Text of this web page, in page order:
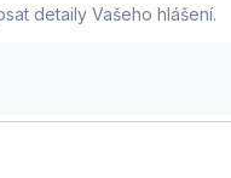
detaily Vašeho hlášení.